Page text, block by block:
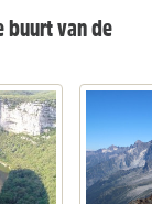
buurt van de